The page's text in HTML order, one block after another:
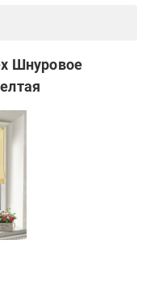
Шнуровое